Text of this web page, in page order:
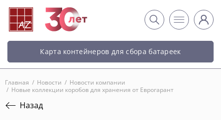
Карта контейнеров для сбора батареек
Главная / Новости / Новости компании
/ Новые коллекции коробов для хранения от Еврогарант
Назад